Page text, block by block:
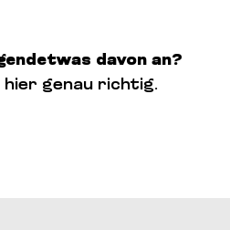
davon an?
hier genau richtig.